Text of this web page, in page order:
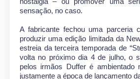
sensação, no caso.
A fabricante fechou uma parceria
produzir uma edição limitada da
estreia da terceira temporada de
volta no próximo dia 4 de julho, o
pelos irmãos Duffer é ambientado
justamente a época de lançamento